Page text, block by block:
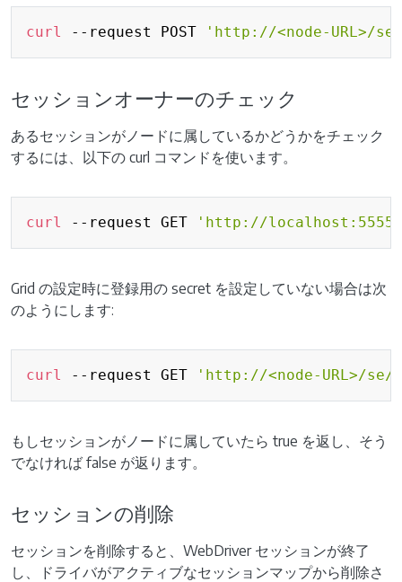
curl --request POST 'http://<node-URL>/
セッションオーナーのチェック
あるセッションがノードに属しているかどうかをチェック
するには、以下の curl コマンドを使います。
curl --request GET 'http://localhost:5555/
Grid の設定時に登録用の secret を設定していない場合は次
のようにします:
curl --request GET 'http://<node-URL>/
もしセッションがノードに属していたら true を返し、そう
でなければ false が返ります。
セッションの削除
セッションを削除すると、WebDriver セッションが終了
し、ドライバがアクティブなセッションマップから削除さ